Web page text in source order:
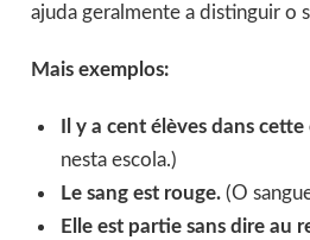
ajuda geralmente a distinguir o
Mais exemplos:
Il y a cent élèves dans cette
nesta escola.)
Le sang est rouge.(O
Elle est partie sans dire au